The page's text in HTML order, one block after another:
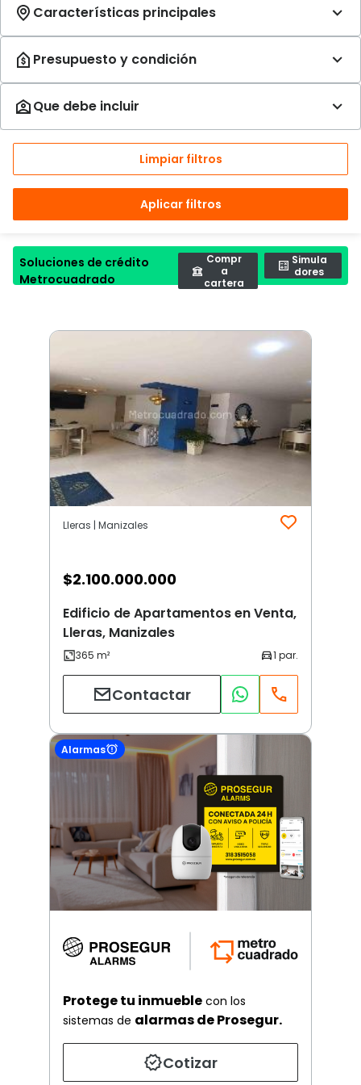
Limpiar filtros
Aplicar filtros
Soluciones de crédito
Metrocuadrado
Compr
a
cartera
Simula
dores
Lleras | Manizales
$2.100.000.000
Edificio de Apartamentos en Venta,
Lleras, Manizales
Contactar
Alarmas
Protege tu inmueble con los
sistemas de alarmas de Prosegur.
Cotizar